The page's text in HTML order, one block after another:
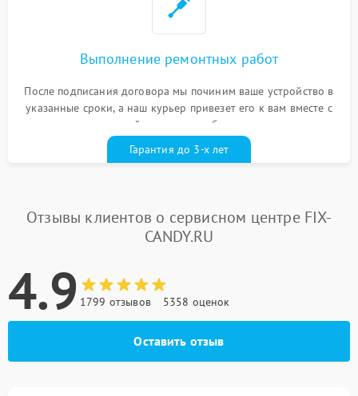
Выполнение ремонтных работ
После подписания договора мы починим ваше устройство в
указанные сроки, а наш курьер привезет его к вам вместе с
гарантийным талоном бесплатно
Гарантия до 3-х лет
Отзывы клиентов о сервисном центре FIX-
CANDY.RU
4.9 1799 отзывов 5358 оценок
Оставить отзыв